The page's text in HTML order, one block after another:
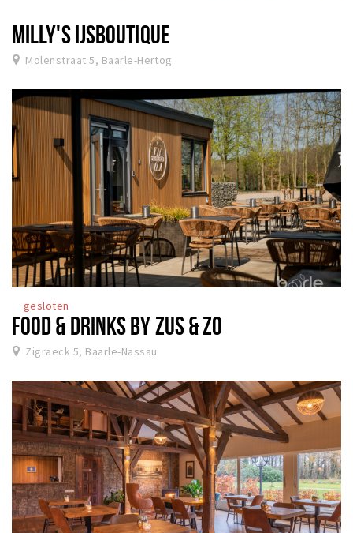
MILLY'S IJSBOUTIQUE
Molenstraat 5, Baarle-Hertog
gesloten
FOOD & DRINKS BY ZUS & ZO
Zigraeck 5, Baarle-Nassau